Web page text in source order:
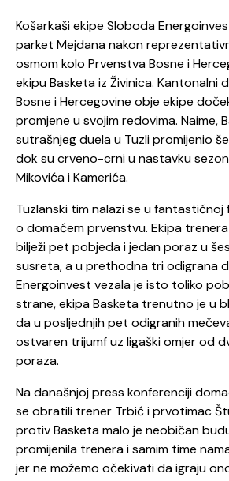
Košarkaši ekipe Sloboda
parket Mejdana nakon
osmom kolo Prvenstva Bosne i
ekipu Basketa iz Živinica. Kantonalni
Bosne i Hercegovine obje ekipe
promjene u svojim redovima. Naime,
sutrašnjeg duela u Tuzli promijenio
dok su crveno-crni u nastavku
Mikovića i Kamerića.
Tuzlanski tim nalazi se u fantastičnoj
o domaćem prvenstvu. Ekipa
bilježi pet pobjeda i jedan poraz u
susreta, a u prethodna tri odigrana
Energoinvest vezala je isto toliko
strane, ekipa Basketa trenutno je u
da u posljednjih pet odigranih
ostvaren trijumf uz ligaški omjer od
poraza.
Na današnjoj press konferenciji
se obratili trener Trbić i prvotimac
protiv Basketa malo je neobičan
promijenila trenera i samim time
jer ne možemo očekivati da igraju